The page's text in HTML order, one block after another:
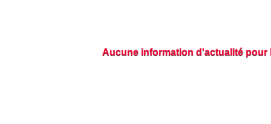
Aucune information d'actualité pour